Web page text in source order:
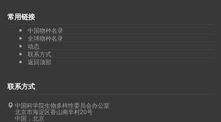
常用链接
中国物种名录
全球物种名录
动态
联系方式
返回顶部
联系方式
中国科学院生物多样性委员会办公室
北京市海淀区香山南辛村20号
中国，北京